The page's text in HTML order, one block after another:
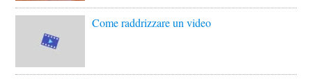
Come raddrizzare un video